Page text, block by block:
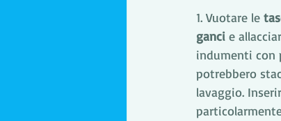
1. Vuotare le
ganci e
indumenti con
potrebbero
lavaggio.